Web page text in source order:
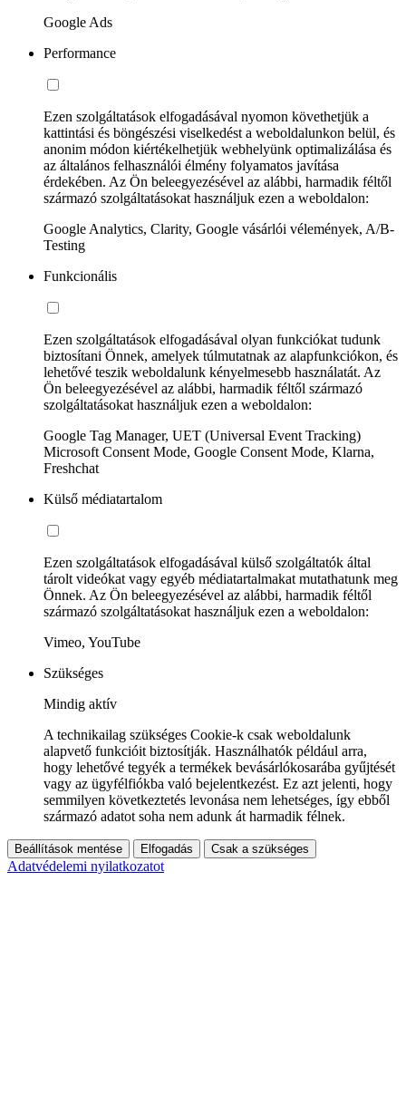
Google Ads
Performance
Ezen szolgáltatások elfogadásával nyomon követhetjük a
kattintási és böngészési viselkedést a weboldalunkon belül, és
anonim módon kiértékelhetjük webhelyünk optimalizálása és
az általános felhasználói élmény folyamatos javítása
érdekében. Az Ön beleegyezésével az alábbi, harmadik féltől
származó szolgáltatásokat használjuk ezen a weboldalon:
Google Analytics, Clarity, Google vásárlói vélemények, A/B-
Testing
Funkcionális
Ezen szolgáltatások elfogadásával olyan funkciókat tudunk
biztosítani Önnek, amelyek túlmutatnak az alapfunkciókon, és
lehetővé teszik weboldalunk kényelmesebb használatát. Az
Ön beleegyezésével az alábbi, harmadik féltől származó
szolgáltatásokat használjuk ezen a weboldalon:
Google Tag Manager, UET (Universal Event Tracking)
Microsoft Consent Mode, Google Consent Mode, Klarna,
Freshchat
Külső médiatartalom
Ezen szolgáltatások elfogadásával külső szolgáltatók által
tárolt videókat vagy egyéb médiatartalmakat mutathatunk meg
Önnek. Az Ön beleegyezésével az alábbi, harmadik féltől
származó szolgáltatásokat használjuk ezen a weboldalon:
Vimeo, YouTube
Szükséges
Mindig aktív
A technikailag szükséges Cookie-k csak weboldalunk
alapvető funkcióit biztosítják. Használhatók például arra,
hogy lehetővé tegyék a termékek bevásárlókosarába gyűjtését
vagy az ügyfélfiókba való bejelentkezést. Ez azt jelenti, hogy
semmilyen következtetés levonása nem lehetséges, így ebből
származó adatot soha nem adunk át harmadik félnek.
Beállítások mentése Elfogadás Csak a szükséges
Adatvédelemi nyilatkozatot